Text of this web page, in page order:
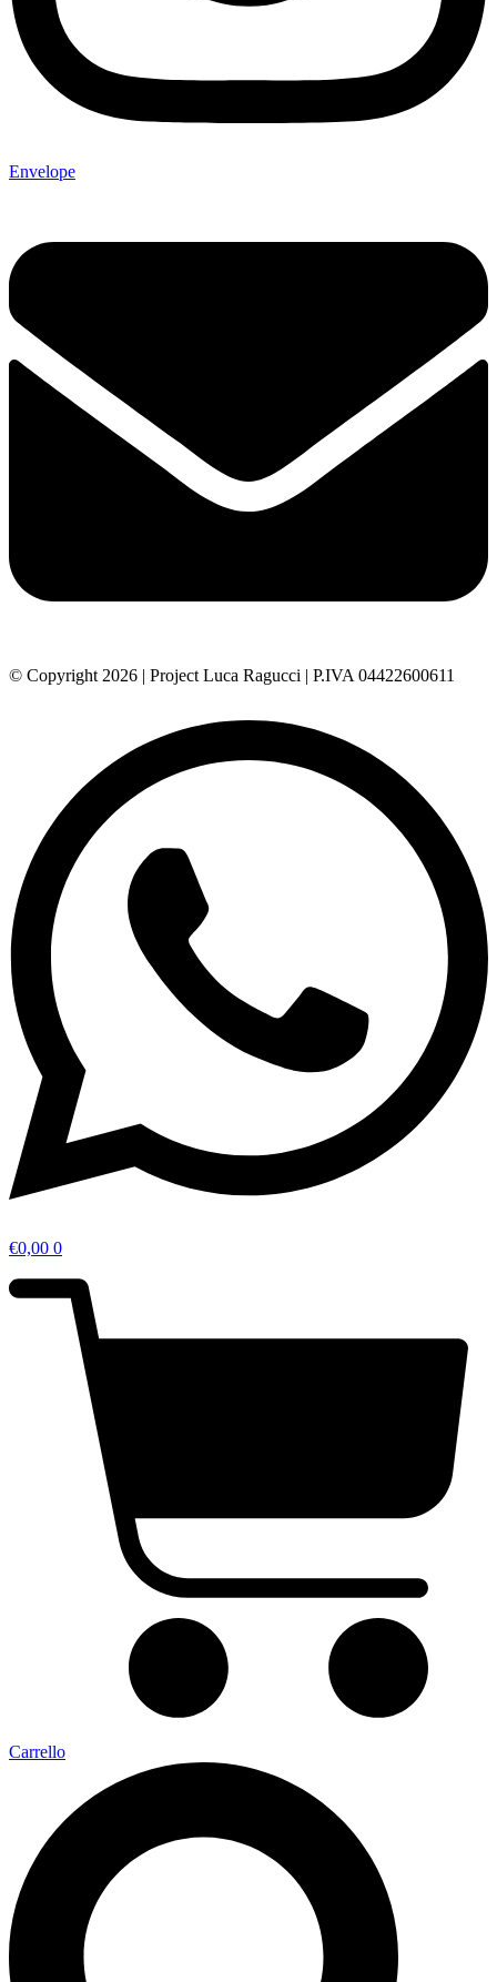
Envelope
© Copyright 2026 | Project Luca Ragucci | P.IVA 04422600611
€0,00 0
Carrello